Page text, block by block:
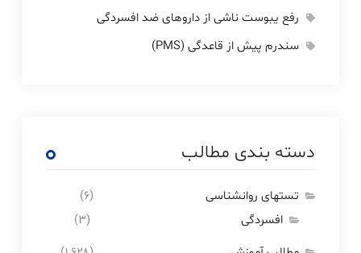
رفع یبوست ناشی از داروهای ضد افسردگی
سندرم پیش از قاعدگی (PMS)
دسته بندی مطالب
تستهای روانشناسی
(۶)
افسردگی
(۳)